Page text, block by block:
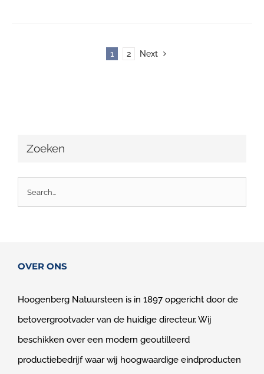
1 2 Next
Zoeken
OVER ONS
Hoogenberg Natuursteen is in 1897 opgericht door de
betovergrootvader van de huidige directeur. Wij
beschikken over een modern geoutilleerd
productiebedrijf waar wij hoogwaardige eindproducten